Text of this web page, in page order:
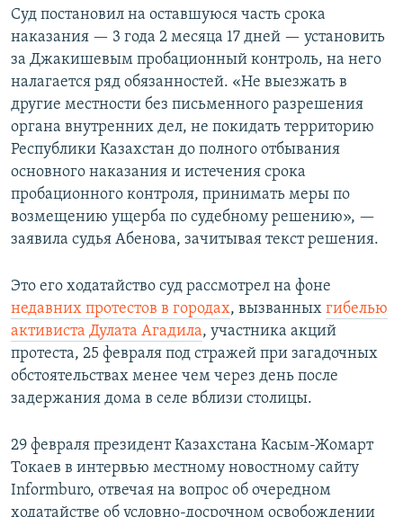
Суд постановил на оставшуюся часть срока
наказания — 3 года 2 месяца 17 дней — установить
за Джакишевым пробационный контроль, на него
налагается ряд обязанностей. «Не выезжать в
другие местности без письменного разрешения
органа внутренних дел, не покидать территорию
Республики Казахстан до полного отбывания
основного наказания и истечения срока
пробационного контроля, принимать меры по
возмещению ущерба по судебному решению», —
заявила судья Абенова, зачитывая текст решения.
Это его ходатайство суд рассмотрел на фоне
недавних протестов в городах, вызванных гибелью
активиста Дулата Агадила, участника акций
протеста, 25 февраля под стражей при загадочных
обстоятельствах менее чем через день после
задержания дома в селе вблизи столицы.
29 февраля президент Казахстана Касым-Жомарт
Токаев в интервью местному новостному сайту
Informburo, отвечая на вопрос об очередном
ходатайстве об условно-досрочном освобождении